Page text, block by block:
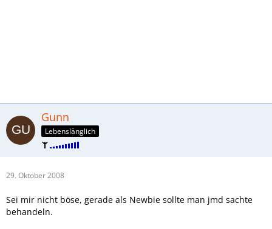
Gunn
Lebenslänglich
29. Oktober 2008
Sei mir nicht böse, gerade als Newbie sollte man jmd sachte
behandeln.